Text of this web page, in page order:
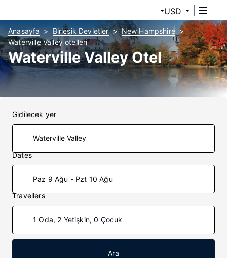
USD
Anasayfa Birleşik Devletler
New Hampshire
Waterville Valley otelleri
Waterville Valley Otel
Gidilecek yer
Dates
Paz 9 Ağu - Pzt 10 Ağu
Travellers
1 Oda, 2 Yetişkin, 0 Çocuk
Ara